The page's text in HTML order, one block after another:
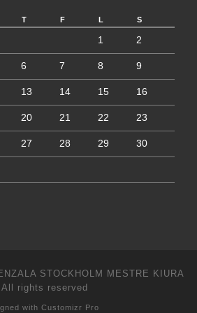
T F L S
1 2
6 7 8 9
13 14 15 16
20 21 22 23
27 28 29 30
STOCKHOLM MESTRE KIURA
All rights reserved
with Customizr Pro